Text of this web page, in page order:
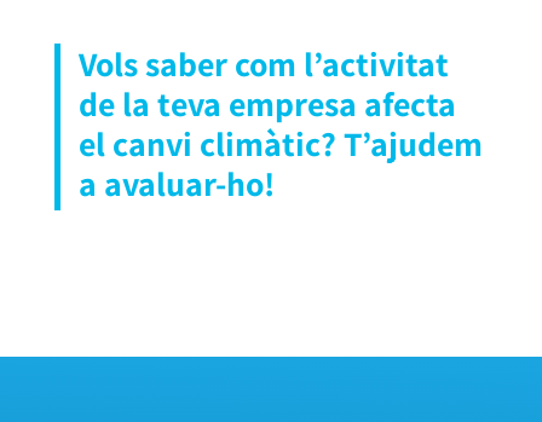
Vols saber com l’activitat
de la teva empresa afecta
el canvi climàtic? T’ajudem
a avaluar-ho!